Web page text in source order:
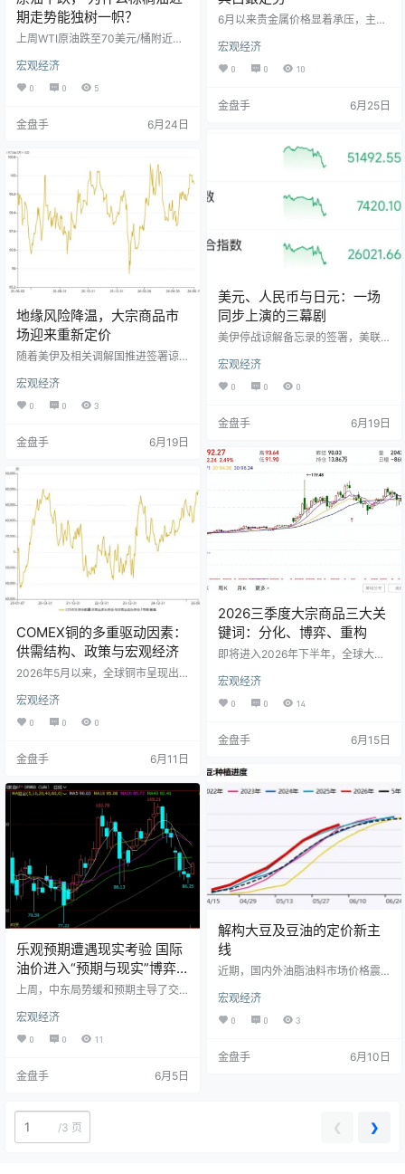
6月以来贵金属价格显着承压，主要
储加息预期升温及宏观经济数据影
响，COMEX黄金期货一度逼近400
0美元/盎司关口，回吐年内此前涨
派信号，市场对年内加息的定价有
美元指数及美债收益率反弹，对贵
金属价格形成交织压力。市场近期
据,该数据将提供通胀路径的…
宏观经济
0 0 10
金盘手 6月25日
期走势能独树一帜？
上周WTI原油跌至70美元/桶附近，
元/吨，但是国内棕榈油出现洗船，
印度市场阶段性补货，以及市场关
于印尼计划实施B50生物柴油政策等
到本周二的9400元/吨以上。相较于
抗跌性。 马来西亚出口需求偏差 M
POB 5月报告中，5月份马来西亚棕
榈油产量环比下降6.96%，低于市场
预期154万～156万吨，而往年…
宏观经济
0 0 5
金盘手 6月24日
美元、人民币与日元：一场
同步上演的三幕剧
美伊停战谅解备忘录的签署，美联
月经济数据的结构性分化，日本央
行加息……进入6月的第三周，四大
事件集中爆发，共同勾勒出一幅复
人民币与日元，这三支全球外汇市
截然不同的驱动逻辑与走势轨迹。
美元：沃什时代的鹰派转向 北京时
间6月18日凌晨，美联储公布了凯文·
沃什就任主席以来的首次利率决
议。联邦公开市场委员会以12…
宏观经济
0 0 0
金盘手 6月19日
地缘风险降温，大宗商品市
场迎来重新定价
随着美伊及相关调解国推进签署谅
球大宗商品市场正在对相关资产的
风险溢价进行重新评估。此前持续
数月的地缘局势对全球供应链产生
木兹海峡通行状况的潜在变化，宏
面的演变传导。 原油：回归供需基
本面主导 相关谅解备忘录（MOU）
签署预期的形成，使得原油市场中
的地缘风险溢价出现调整。在冲突
显著时期，WTI原油价格曾出现明…
宏观经济
0 0 3
金盘手 6月19日
2026三季度大宗商品三大关
键词：分化、博弈、重构
即将进入2026年下半年，全球大宗
路口。可以预见的是，延续上半年
的多重外部挑战叠加共振，未来三
个月市场博弈估计仍将持续。地缘
变量及各类风险事件的演变，或将
块的价格走势。 能源：地缘溢价与
虽表态期望在未来两周内缓解对伊
宏观经济
0 0 14
金盘手 6月15日
COMEX铜的多重驱动因素：
供需结构、政策与宏观经济
2026年5月以来，全球铜市呈现出
作为北美地区重要的铜定价基准，
纽约商品交易所（COMEX）铜期货
在5月中旬触及阶段性高点，与LME
后，随着5月美国非农数据公布，全
空双方在宏观经济预期与产业基本
面之间寻求新的平衡点。 一、供给
端约束与AI产业需求 当前铜市场的
基本面变化主要受到供需结构演变
的影响。在供给端，矿…
宏观经济
0 0 0
金盘手 6月11日
解构大豆及豆油的定价新主
线
近期，国内外油脂油料市场价格震
合约期价从1200美分/蒲式耳一线连
续下跌至1120美分/蒲式耳附近，6
月份以来跌幅超过5%；CBOT豆油
至74美分/磅附近，月内跌幅近
在的，正在影响着当前市场相较于
宏观经济
0 0 3
金盘手 6月10日
乐观预期遭遇现实考验 国际
油价进入“预期与现实”博弈
阶段
上周，中东局势缓和预期主导了交
I原油期货主力合约单周累计下跌9.5
7%。市场分析指出，本轮油价调整
的核心原因并非供需基本面的实质
局势所积累的风险溢价出现回吐。
球原油库存近期仍处于下降通道。
若随着相关谈判的推进，6月至8月
宏观经济
0 0 11
金盘手 6月5日
/3 页 ❮ ❯